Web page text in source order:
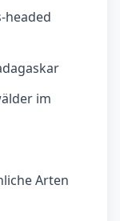
headed
im
Arten